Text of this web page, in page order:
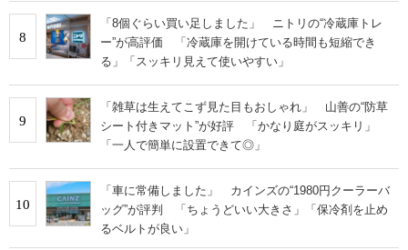
8
「8個ぐらい買い足しました」 ニトリの“冷蔵庫トレ
ー”が高評価 「冷蔵庫を開けている時間も短縮でき
る」「スッキリ見えて使いやすい」
9
「雑草は生えてこず見た目もおしゃれ」 山善の“防草
シート付きマット”が好評 「かなり庭がスッキリ」
「一人で簡単に設置できて◎」
10
「車に常備しました」 カインズの“1980円クーラーバ
ッグ”が評判 「ちょうどいい大きさ」「保冷剤を止め
るベルトが良い」